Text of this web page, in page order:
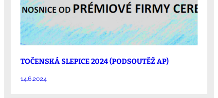
TOČENSKÁ SLEPICE 2024 (PODSOUTĚŽ AP)
14.6.2024